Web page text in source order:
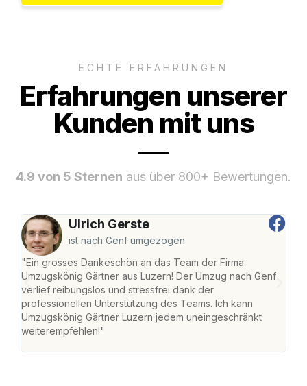
ECHTE ERFAHRUNGEN
Erfahrungen unserer
Kunden mit uns
4.9 von 5 Sternen aus über 800+ Bewertungen.
Ulrich Gerste
ist nach Genf umgezogen
"Ein grosses Dankeschön an das Team der Firma
Umzugskönig Gärtner aus Luzern! Der Umzug nach Genf
verlief reibungslos und stressfrei dank der
professionellen Unterstützung des Teams. Ich kann
Umzugskönig Gärtner Luzern jedem uneingeschränkt
weiterempfehlen!"